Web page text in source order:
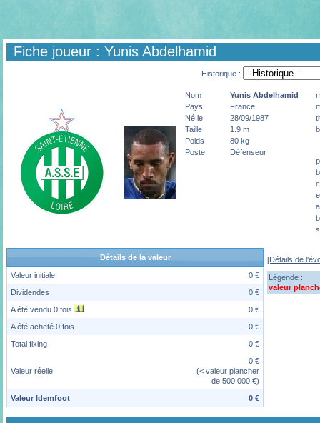
Fiche joueur : Yunis Abdelhamid
Historique :
Nom Yunis Abdelhamid
Pays
France
Né le
28/09/1987
Taille
1.9 m
Poids
80 kg
Poste
Défenseur
Détails de la valeur
Valeur initiale
0 €
Dividendes
0 €
A été vendu 0 fois
0 €
A été acheté 0 fois
0 €
Total fixing
0 €
Valeur réelle
0 €
(< valeur plancher
de 500 000 €)
Valeur Idemfoot
0 €
[Détails de
Légende :
valeur